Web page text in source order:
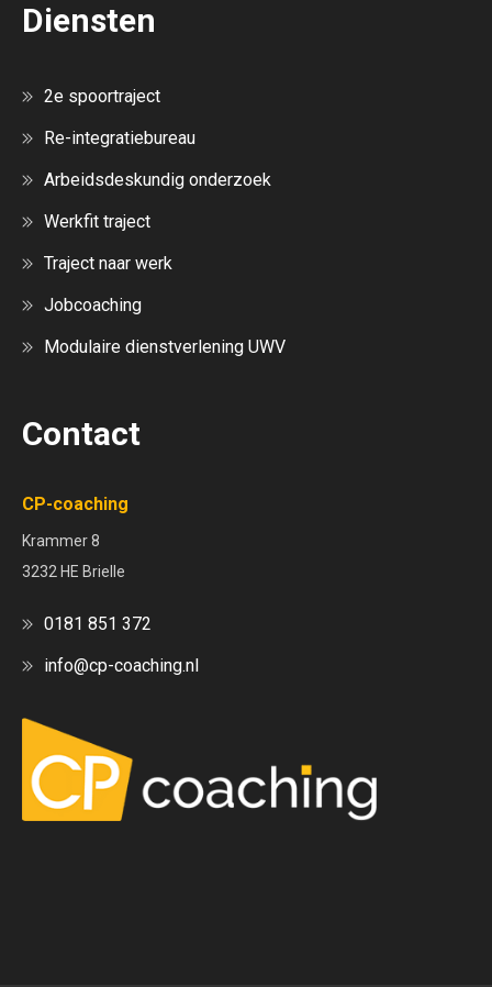
Diensten
2e spoortraject
Re-integratiebureau
Arbeidsdeskundig onderzoek
Werkfit traject
Traject naar werk
Jobcoaching
Modulaire dienstverlening UWV
Contact
CP-coaching
Krammer 8
3232 HE Brielle
0181 851 372
info@cp-coaching.nl